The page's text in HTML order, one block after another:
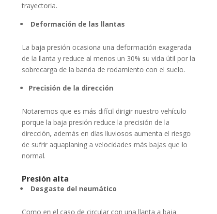
trayectoria.
Deformación de las llantas
La baja presión ocasiona una deformación exagerada
de la llanta y reduce al menos un 30% su vida útil por la
sobrecarga de la banda de rodamiento con el suelo.
Precisión de la dirección
Notaremos que es más difícil dirigir nuestro vehículo
porque la baja presión reduce la precisión de la
dirección, además en días lluviosos aumenta el riesgo
de sufrir aquaplaning a velocidades más bajas que lo
normal.
Presión alta
Desgaste del neumático
Como en el caso de circular con una llanta a baja